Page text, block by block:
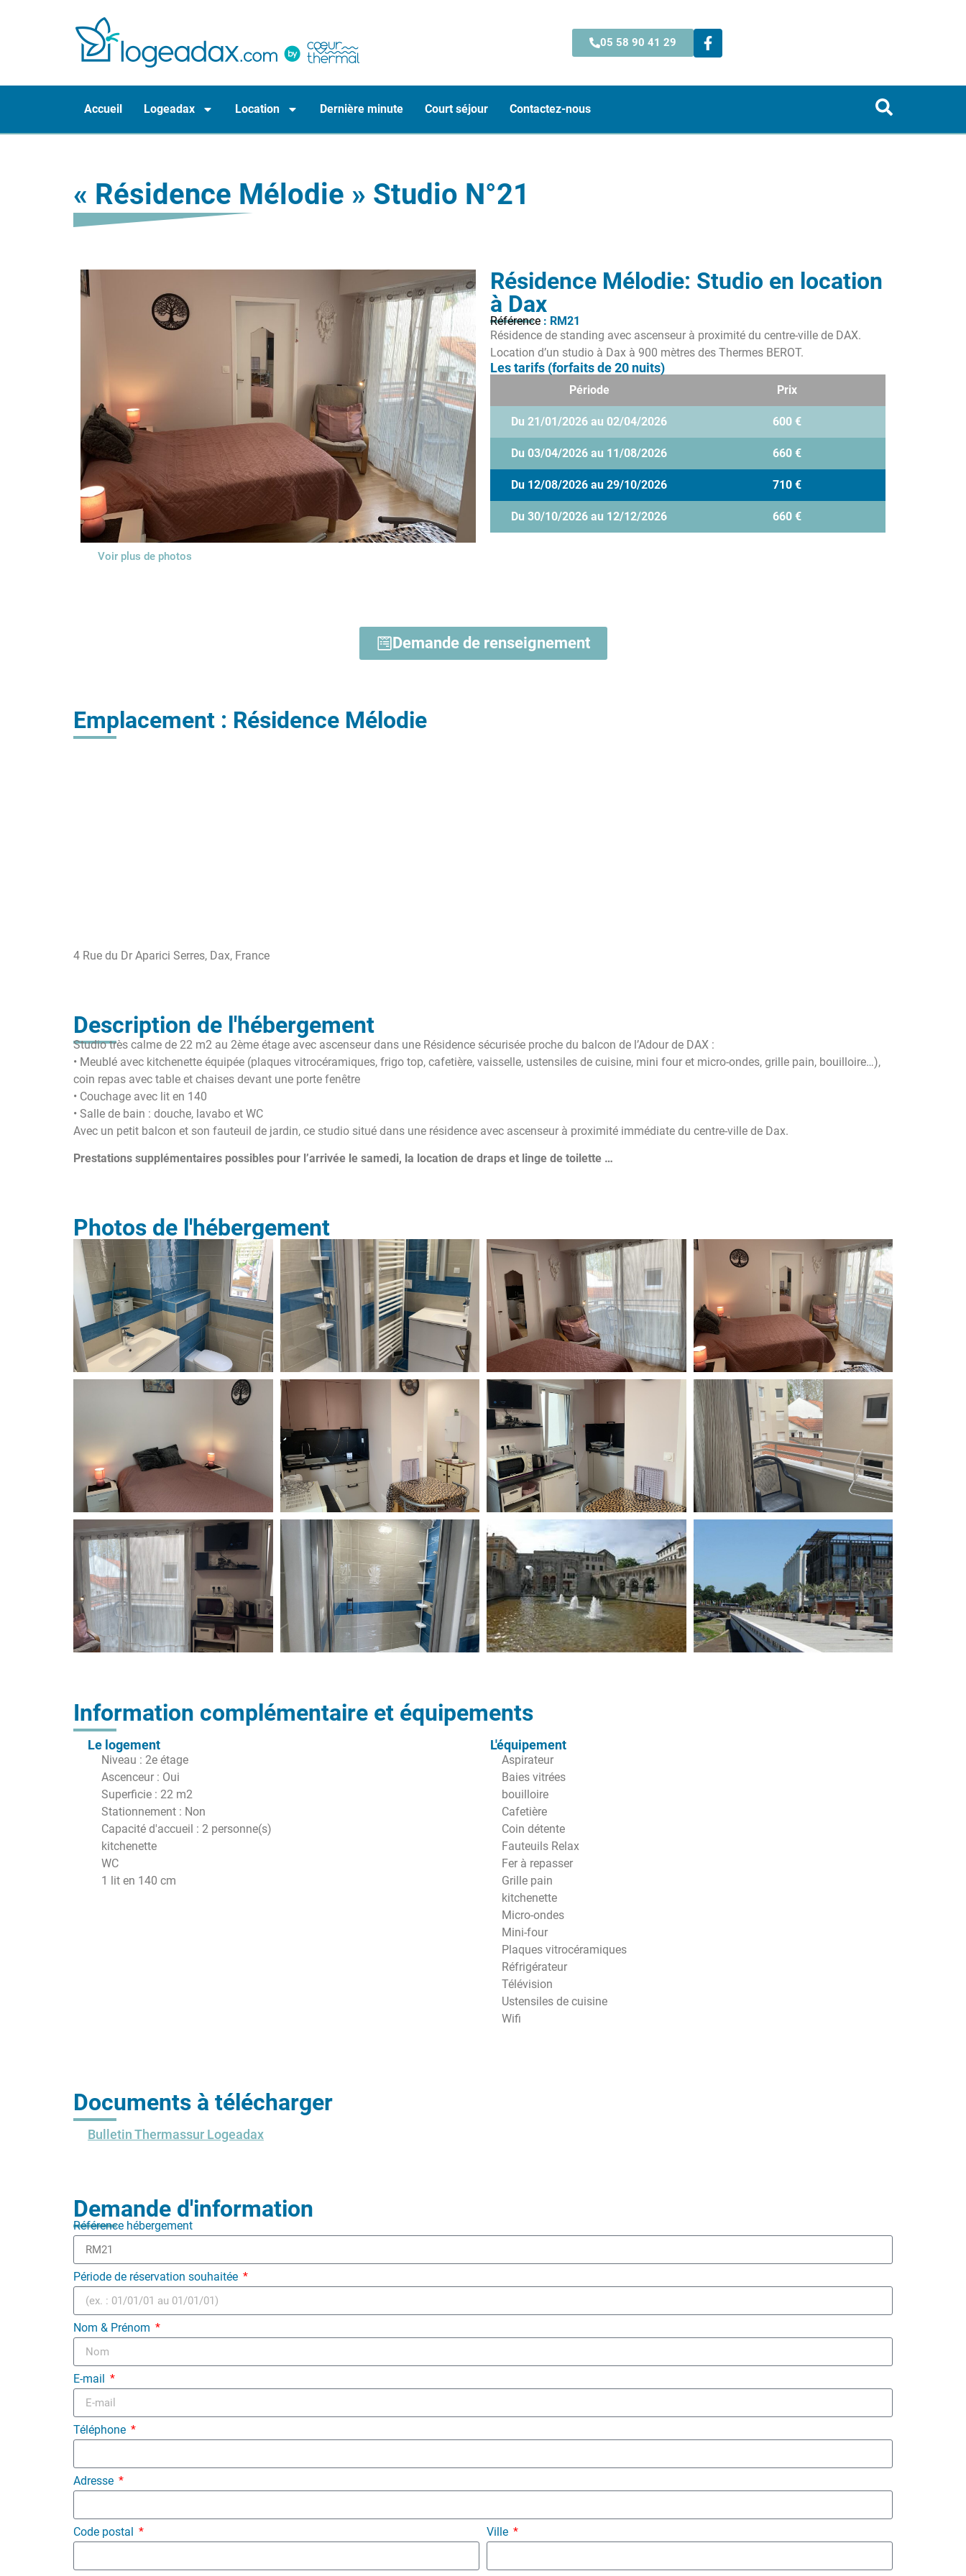
05 58 90 41 29
Accueil Logeadax Location Dernière minute Court séjour Contactez-nous
« Résidence Mélodie » Studio N°21
Voir plus de photos
Résidence Mélodie: Studio en location
à Dax
Référence : RM21
Résidence de standing avec ascenseur à proximité du centre-ville de DAX.
Location d’un studio à Dax à 900 mètres des Thermes BEROT.
Les tarifs (forfaits de 20 nuits)
Période Prix
Du 21/01/2026 au 02/04/2026 600 €
Du 03/04/2026 au 11/08/2026 660 €
Du 12/08/2026 au 29/10/2026 710 €
Du 30/10/2026 au 12/12/2026 660 €
Demande de renseignement
Emplacement : Résidence Mélodie
4 Rue du Dr Aparici Serres, Dax, France
Description de l'hébergement
Studio très calme de 22 m2 au 2ème étage avec ascenseur dans une Résidence sécurisée proche du balcon de l’Adour de DAX :
• Meublé avec kitchenette équipée (plaques vitrocéramiques, frigo top, cafetière, vaisselle, ustensiles de cuisine, mini four et micro-ondes, grille pain, bouilloire…),
coin repas avec table et chaises devant une porte fenêtre
• Couchage avec lit en 140
• Salle de bain : douche, lavabo et WC
Avec un petit balcon et son fauteuil de jardin, ce studio situé dans une résidence avec ascenseur à proximité immédiate du centre-ville de Dax.
Prestations supplémentaires possibles pour l’arrivée le samedi, la location de draps et linge de toilette …
Photos de l'hébergement
Information complémentaire et équipements
Le logement
Niveau : 2e étage
Ascenceur : Oui
Superficie : 22 m2
Stationnement : Non
Capacité d'accueil : 2 personne(s)
kitchenette
WC
1 lit en 140 cm
L'équipement
Aspirateur
Baies vitrées
bouilloire
Cafetière
Coin détente
Fauteuils Relax
Fer à repasser
Grille pain
kitchenette
Micro-ondes
Mini-four
Plaques vitrocéramiques
Réfrigérateur
Télévision
Ustensiles de cuisine
Wifi
Documents à télécharger
Bulletin Thermassur Logeadax
Demande d'information
Référence hébergement
Période de réservation souhaitée
Nom & Prénom
E-mail
Téléphone
Adresse
Code postal Ville